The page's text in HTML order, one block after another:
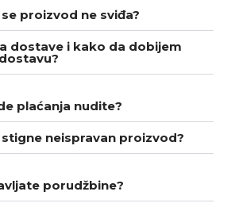
proizvod ne sviđa?
dostave i kako da dobijem
plaćanja nudite?
neispravan proizvod?
porudžbine?